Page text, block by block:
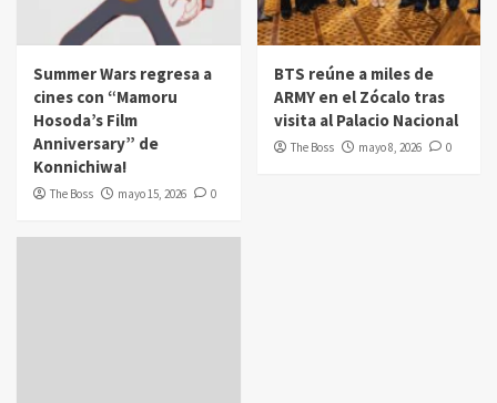
Summer Wars regresa a
cines con “Mamoru
Hosoda’s Film
Anniversary” de
Konnichiwa!
The Boss mayo 15, 2026 0
BTS reúne a miles de
ARMY en el Zócalo tras
visita al Palacio Nacional
The Boss mayo 8, 2026 0